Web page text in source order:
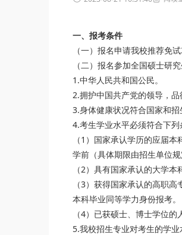
一、报考条件
（一）报名申请我校推荐免
（二）报名参加全国硕士研
1.中华人民共和国公民。
2.拥护中国共产党的领导，品
3.身体健康状况符合国家和招
4.考生学业水平必须符合下列
（1）国家承认学历的应届
学前（具体期限由招生单位
（2）具有国家承认的大学
（3）获得国家承认的高职
本科毕业同等学力身份报考。
（4）已获硕士、博士学位的
5.我校招生专业对考生的学